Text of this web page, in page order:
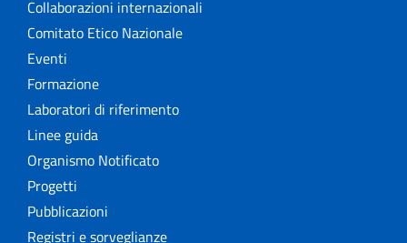
Collaborazioni internazionali
Comitato Etico Nazionale
Eventi
Formazione
Laboratori di riferimento
Linee guida
Organismo Notificato
Progetti
Pubblicazioni
Registri e sorveglianze